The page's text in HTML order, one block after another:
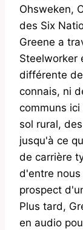
Ohsweken,
des Six
Greene a
Steelworker
différente
connais, ni
communs
sol rural,
jusqu'à ce
de carrière
d'entre nous
prospect
Plus tard,
en audio